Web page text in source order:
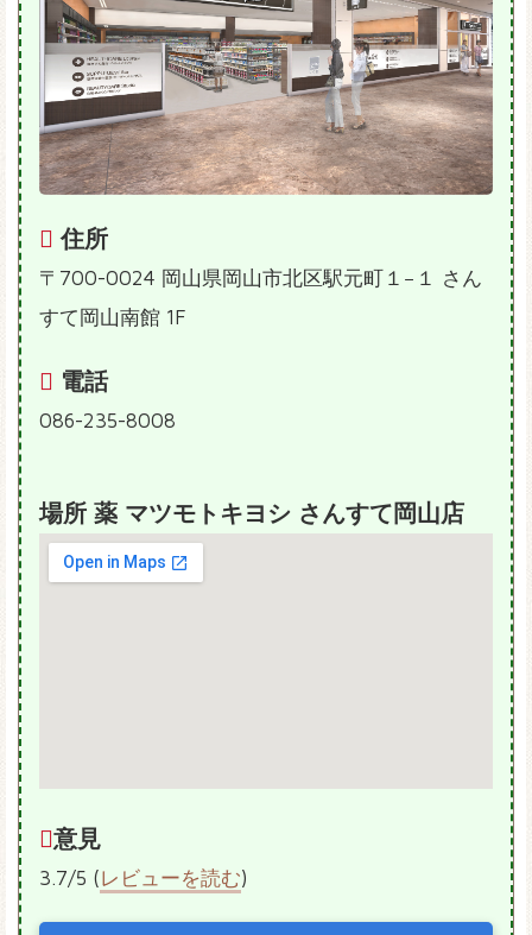
住所
〒700-0024 岡山県岡山市北区駅元町１−１ さん
すて岡山南館 1F
電話
086-235-8008
場所 薬 マツモトキヨシ さんすて岡山店
意見
3.7/5 (レビューを読む)